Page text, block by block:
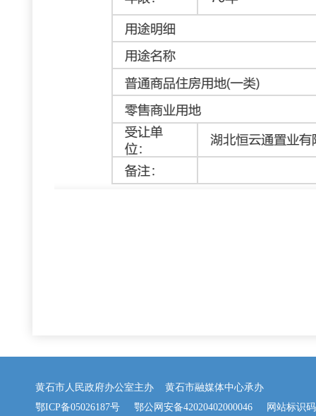
黄石市人民政府办公室主办 黄石市融媒体中心承办
鄂ICP备05026187号
鄂公网安备42020402000046 网站标识码